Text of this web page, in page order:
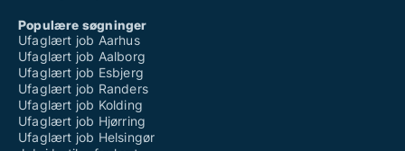
Populære søgninger
Ufaglært job Aarhus
Ufaglært job Aalborg
Ufaglært job Esbjerg
Ufaglært job Randers
Ufaglært job Kolding
Ufaglært job Hjørring
Ufaglært job Helsingør